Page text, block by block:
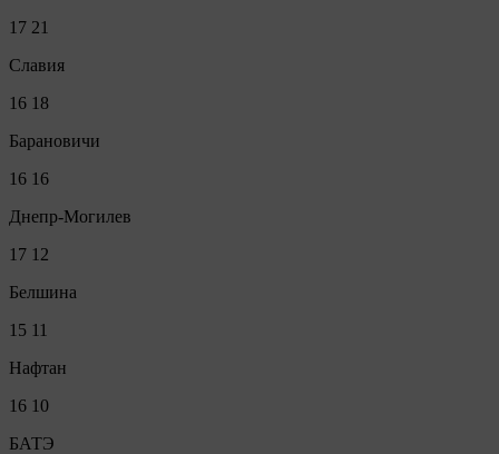
17 21
Славия
16 18
Барановичи
16 16
Днепр-Могилев
17 12
Белшина
15 11
Нафтан
16 10
БАТЭ